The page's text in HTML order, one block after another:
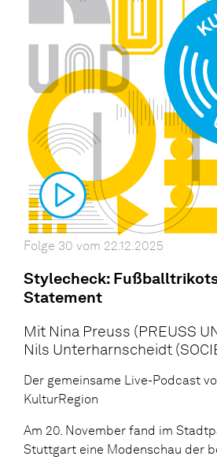
Folge 30 vom 22.12.2025
Stylecheck:
Statement
Mit Nina Preuss (PREUSS
Nils Unterharnscheidt
Der gemeinsame Live-Podcast
KulturRegion
Am 20. November fand im
Stuttgart eine Modenschau der